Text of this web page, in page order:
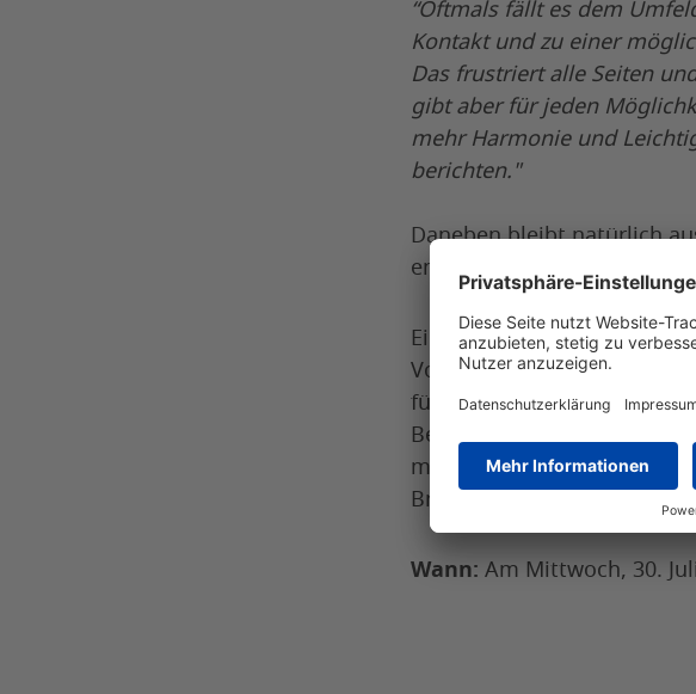
“Oftmals fällt es dem
Kontakt und zu einer
Das frustriert alle Seiten
gibt aber für jeden
mehr Harmonie und
berichten."
Daneben bleibt natürlich
entspannter Runde zu
Eigene Erfahrungen mit
Voraussetzung
für die Teilnahme.
Bereitschaft, sich
machen.
Bringen Sie gern jemanden
Wann: Am Mittwoch, 30.